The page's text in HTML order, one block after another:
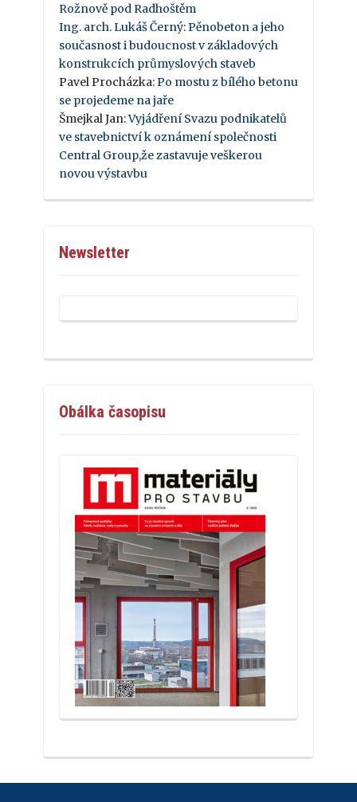
Rožnově pod Radhoštěm
Ing. arch. Lukáš Černý: Pěnobeton a jeho
současnost i budoucnost v základových
konstrukcích průmyslových staveb
Pavel Procházka: Po mostu z bílého betonu
se projedeme na jaře
Šmejkal Jan:Vyjádření Svazu podnikatelů
ve stavebnictví k oznámení společnosti
Central Group,že zastavuje veškerou
novou výstavbu
Newsletter
Obálka časopisu